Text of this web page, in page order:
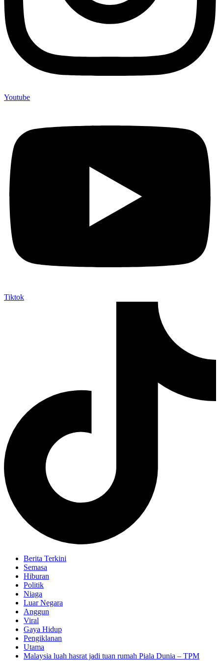
Youtube
Tiktok
Berita Terkini
Semasa
Hiburan
Politik
Niaga
Luar Negara
Anggun
Viral
Gaya Hidup
Pengiklanan
Utama
Malaysia luah hasrat jadi tuan rumah Piala Dunia – TPM